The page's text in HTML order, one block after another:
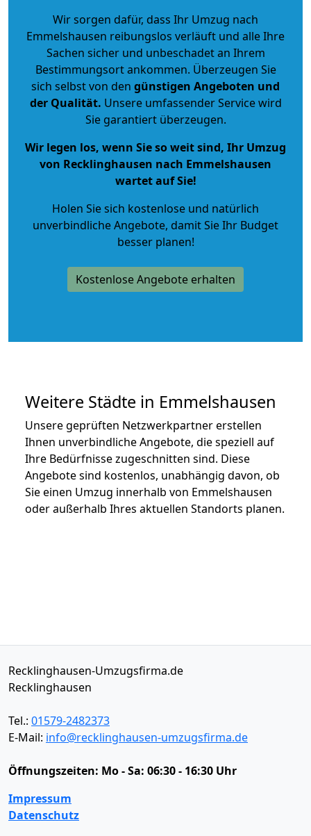
Wir sorgen dafür, dass Ihr Umzug nach
Emmelshausen reibungslos verläuft und alle Ihre
Sachen sicher und unbeschadet an Ihrem
Bestimmungsort ankommen. Überzeugen Sie
sich selbst von den günstigen Angeboten und
der Qualität. Unsere umfassender Service wird
Sie garantiert überzeugen.
Wir legen los, wenn Sie so weit sind, Ihr Umzug
von Recklinghausen nach Emmelshausen
wartet auf Sie!
Holen Sie sich kostenlose und natürlich
unverbindliche Angebote, damit Sie Ihr Budget
besser planen!
Kostenlose Angebote erhalten
Weitere Städte in Emmelshausen
Unsere geprüften Netzwerkpartner erstellen
Ihnen unverbindliche Angebote, die speziell auf
Ihre Bedürfnisse zugeschnitten sind. Diese
Angebote sind kostenlos, unabhängig davon, ob
Sie einen Umzug innerhalb von Emmelshausen
oder außerhalb Ihres aktuellen Standorts planen.
Recklinghausen-Umzugsfirma.de
Recklinghausen
Tel.: 01579-2482373
E-Mail: info@recklinghausen-umzugsfirma.de
Öffnungszeiten: Mo - Sa: 06:30 - 16:30 Uhr
Impressum
Datenschutz